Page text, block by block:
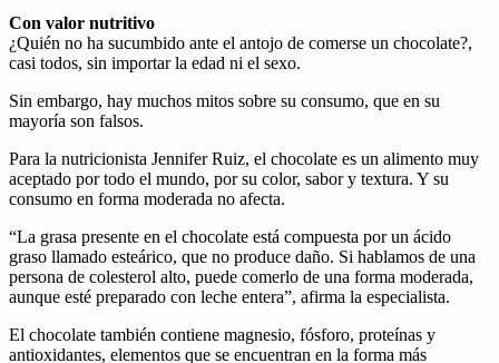
Con valor nutritivo
¿Quién no ha sucumbido ante el antojo de comerse un chocolate?,
casi todos, sin importar la edad ni el sexo.
Sin embargo, hay muchos mitos sobre su consumo, que en su
mayoría son falsos.
Para la nutricionista Jennifer Ruiz, el chocolate es un alimento muy
aceptado por todo el mundo, por su color, sabor y textura. Y su
consumo en forma moderada no afecta.
“La grasa presente en el chocolate está compuesta por un ácido
graso llamado esteárico, que no produce daño. Si hablamos de una
persona de colesterol alto, puede comerlo de una forma moderada,
aunque esté preparado con leche entera”, afirma la especialista.
El chocolate también contiene magnesio, fósforo, proteínas y
antioxidantes, elementos que se encuentran en la forma más